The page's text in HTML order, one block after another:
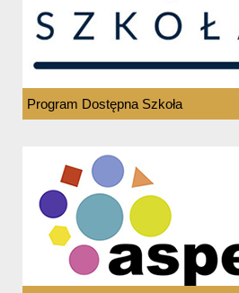
Program Dostępna Szkoła